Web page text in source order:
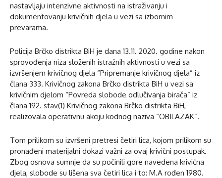
nastavljaju intenzivne aktivnosti na istraživanju i
dokumentovanju krivičnih djela u vezi sa izbornim
prevarama.
Policija Brčko distrikta BiH je dana 13.11. 2020. godine nakon
sprovođenja niza složenih istražnih aktivnosti u vezi sa
izvršenjem krivičnog djela “Pripremanje krivičnog djela” iz
člana 333. Krivičnog zakona Brčko distrikta BiH u vezi sa
krivičnim djelom “Povreda slobode odlučivanja birača” iz
člana 192. stav(1) Krivičnog zakona Brčko distrikta BiH,
realizovala operativnu akciju kodnog naziva “OBILAZAK”.
Tom prilikom su izvršeni pretresi četiri lica, kojom prilikom su
pronađeni materijalni dokazi važni za ovaj krivični postupak.
Zbog osnova sumnje da su počinili gore navedena krivična
djela, slobode su lišena sva četiri lica i to: M.A rođen 1980.